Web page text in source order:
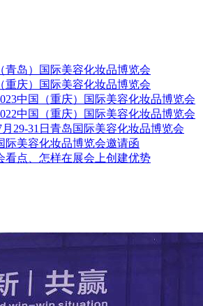
青岛）国际美容化妆品博览会
重庆）国际美容化妆品博览会
中国（重庆）国际美容化妆品博览会
中国（重庆）国际美容化妆品博览会
29-31日青岛国际美容化妆品博览会
际美容化妆品博览会邀请函
看点、怎样在展会上创建优势